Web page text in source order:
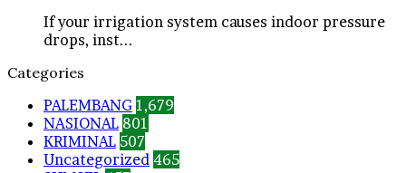
If your irrigation system causes indoor pressure
drops, inst...
Categories
PALEMBANG 1,679
NASIONAL 801
KRIMINAL 507
Uncategorized 465